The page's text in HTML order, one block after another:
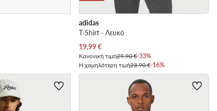
adidas
T-Shirt · Λευκό
Τρέχουσα τιμή
19,99€
Κανονική τιμή29,90 €-33%
Η χαμηλότερη τιμή23,90 €-16%